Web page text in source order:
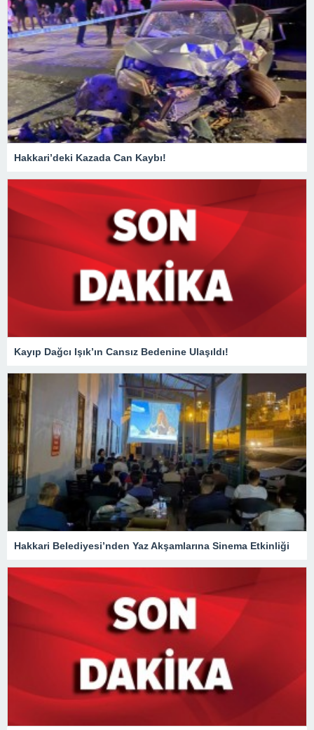
Hakkari’deki Kazada Can Kaybı!
Kayıp Dağcı Işık’ın Cansız Bedenine Ulaşıldı!
Hakkari Belediyesi’nden Yaz Akşamlarına Sinema Etkinliği